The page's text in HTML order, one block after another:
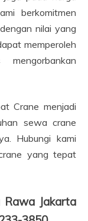
berkomitmen
nilai yang
memperoleh
Crane menjadi
sewa crane
Hubungi kami
yang tepat
Rawa Jakarta